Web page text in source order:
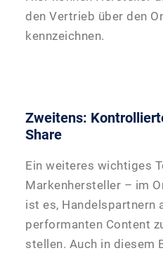
den Vertrieb über den
kennzeichnen.
Zweitens:
Share
Ein weiteres wichtiges
Markenhersteller – im
ist es, Handelspartnern
performanten Content
stellen. Auch in diesem